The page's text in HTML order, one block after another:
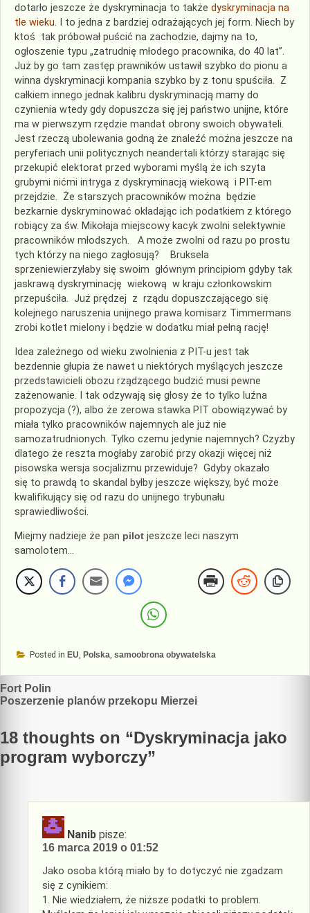
dotarło jeszcze że dyskryminacja to także dyskryminacja na
tle wieku. I to jedna z bardziej odrażających jej form. Niech by
ktoś tak próbował puścić na zachodzie, dajmy na to,
ogłoszenie typu „zatrudnię młodego pracownika, do 40 lat”.
Już by go tam zastęp prawników ustawił szybko do pionu a
winna dyskryminacji kompania szybko by z tonu spuściła. Z
całkiem innego jednak kalibru dyskryminacją mamy do
czynienia wtedy gdy dopuszcza się jej państwo unijne, które
ma w pierwszym rzędzie mandat obrony swoich obywateli.
Jest rzeczą ubolewania godną że znaleźć można jeszcze na
peryferiach unii politycznych neandertali którzy starając się
przekupić elektorat przed wyborami myślą że ich szyta
grubymi nićmi intryga z dyskryminacją wiekową i PIT-em
przejdzie. Że starszych pracowników można będzie
bezkarnie dyskryminować okładając ich podatkiem z którego
robiący za św. Mikołaja miejscowy kacyk zwolni selektywnie
pracowników młodszych. A może zwolni od razu po prostu
tych którzy na niego zagłosują? Bruksela
sprzeniewierzyłaby się swoim głównym principiom gdyby tak
jaskrawą dyskryminację wiekową w kraju członkowskim
przepuściła. Już prędzej z rządu dopuszczającego się
kolejnego naruszenia unijnego prawa komisarz Timmermans
zrobi kotlet mielony i będzie w dodatku miał pełną rację!
Idea zależnego od wieku zwolnienia z PIT-u jest tak
bezdennie głupia że nawet u niektórych myślących jeszcze
przedstawicieli obozu rządzącego budzić musi pewne
zażenowanie. I tak odzywają się głosy że to tylko luźna
propozycja (?), albo że zerowa stawka PIT obowiązywać by
miała tylko pracowników najemnych ale już nie
samozatrudnionych. Tylko czemu jedynie najemnych? Czyżby
dlatego że reszta mogłaby zarobić przy okazji więcej niż
pisowska wersja socjalizmu przewiduje? Gdyby okazało
się to prawdą to skandal byłby jeszcze większy, być może
kwalifikujący się od razu do unijnego trybunału
sprawiedliwości.
Miejmy nadzieje że pan pilot jeszcze leci naszym
samolotem…
Posted in EU Polska samoobrona obywatelska
Nawigacja
wpisu
Fort Polin
Poszerzenie planów przekopu Mierzei
18 thoughts on “Dyskryminacja jako
program wyborczy”
Nanib pisze:
16 marca 2019 o 01:52
Jako osoba którą miało by to dotyczyć nie zgadzam
się z cynikiem:
1. Nie wiedziałem, że niższe podatki to problem.